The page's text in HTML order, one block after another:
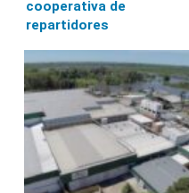
cooperativa de
repartidores